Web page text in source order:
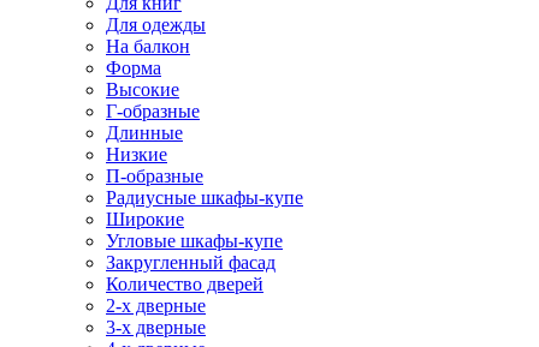
Для одежды
На балкон
Форма
Высокие
Г-образные
Длинные
Низкие
П-образные
Радиусные шкафы-купе
Широкие
Угловые шкафы-купе
Закругленный фасад
Количество дверей
2-х дверные
3-х дверные